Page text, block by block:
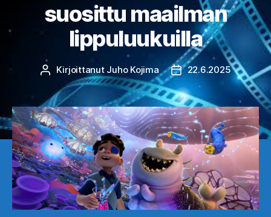
suosittu maailman
lippuluukuilla
Kirjoittaja
Kirjoittanut Juho Kojima Julkaisupäivämäärä
22.6.2025